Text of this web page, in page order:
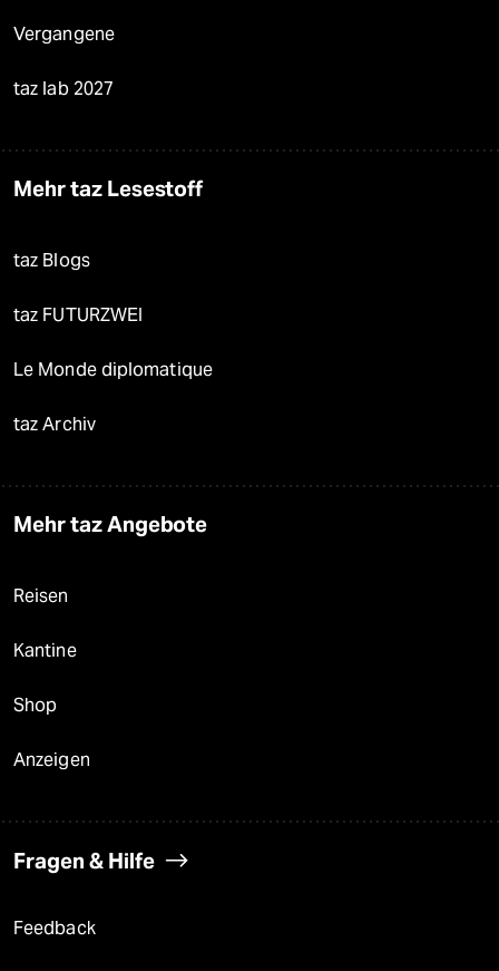
Vergangene
taz lab 2027
Mehr taz Lesestoff
taz Blogs
taz FUTURZWEI
Le Monde diplomatique
taz Archiv
Mehr taz Angebote
Reisen
Kantine
Shop
Anzeigen
Fragen & Hilfe
Feedback